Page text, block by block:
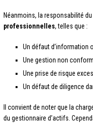
Néanmoins, la responsabilité
professionnelles, telles que :
Un défaut d’information
Une gestion non
Une prise de risque
Un défaut de diligence
Il convient de noter que la
du gestionnaire d’actifs.